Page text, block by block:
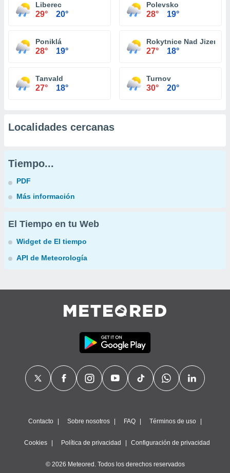
Liberec
29° 20°
Polevsko
28° 19°
Poniklá
28° 19°
Rokytnice Nad Jizerou
27° 18°
Tanvald
27° 18°
Turnov
30° 20°
Localidades cercanas
Tiempo...
PDF
Más información
El Tiempo en tu Web
Widget de El tiempo
API de Meteorología
Contacto Sobre nosotros FAQ Términos de uso
Cookies Política de privacidad Configuración de privacidad
© 2026 Meteored. Todos los derechos reservados